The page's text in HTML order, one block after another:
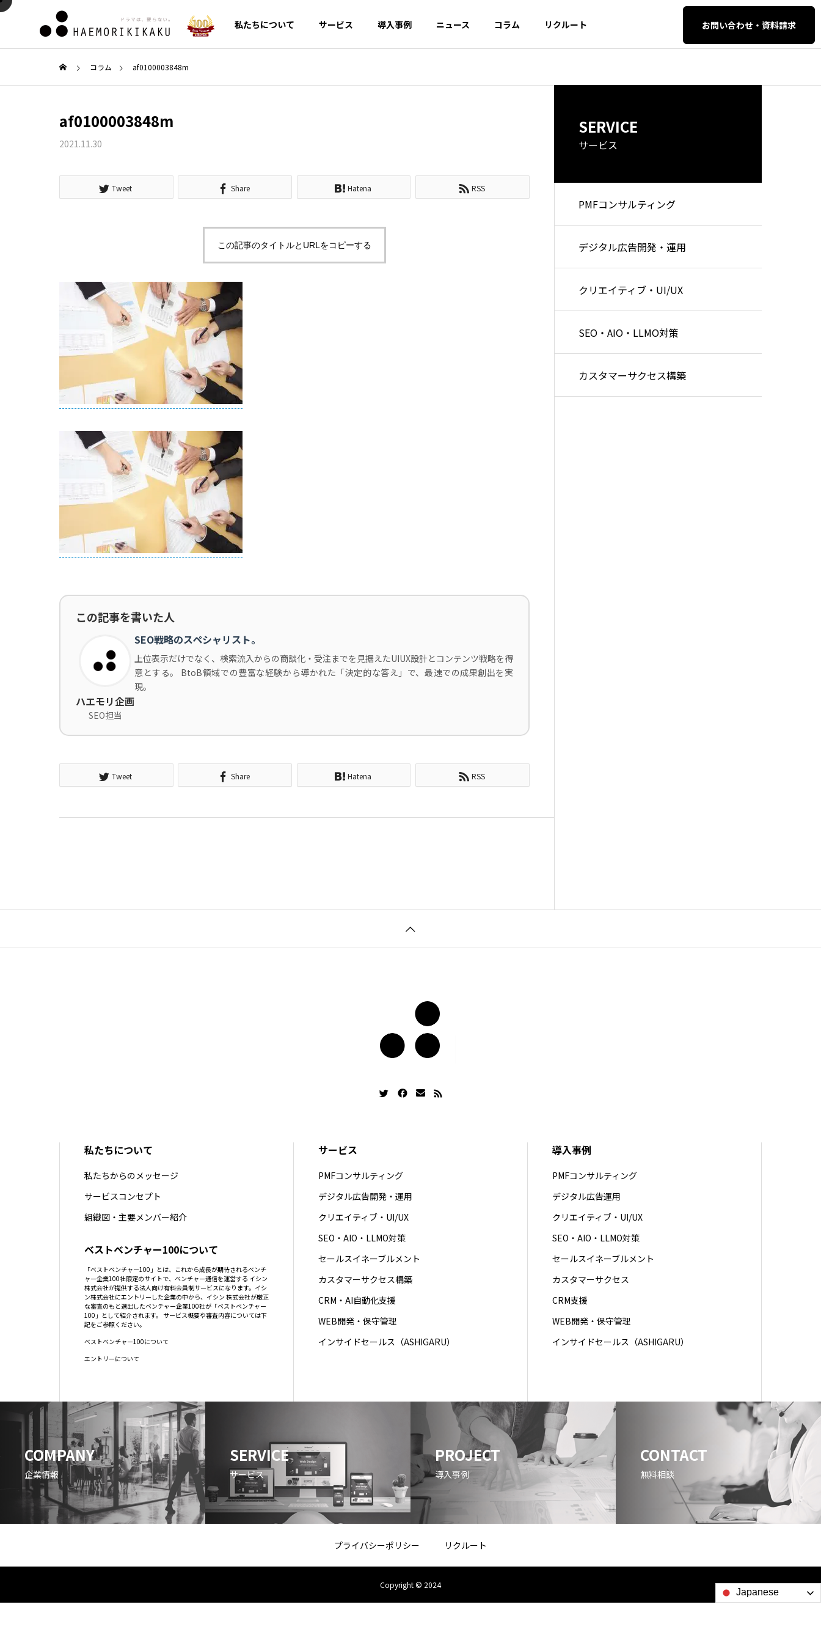
私たちについて サービス 導入事例 ニュース コラム リクルート
サービス一覧
クリエイティブ・
セールスイネーブ
ルメント
カスタマーサクセ
ス
CRM・AI自動化支
WEB開発・保守管
COLUMN
化施策
セマンティック検索とは？仕
今後のSEO・AI対策を徹底解
説
検索エンジン
お問い合わせ・資料請求
コラム af0100003848m
af0100003848m
2021.11.30
Tweet Share Hatena RSS
この記事のタイトルとURLをコピーする
この記事を書いた人
ハエモリ企画
SEO担当
SEO戦略のスペシャリスト。
上位表示だけでなく、検索流入からの商談化・受注までを見据えたUIUX設計とコンテンツ戦略を得
意とする。 BtoB領域での豊富な経験から導かれた「決定的な答え」で、最速での成果創出を実
現。
Tweet Share Hatena RSS
SERVICE
サービス
PMFコンサルティング
デジタル広告開発・運用
クリエイティブ・UI/UX
SEO・AIO・LLMO対策
カスタマーサクセス構築
私たちについて
私たちからのメッセージ
サービスコンセプト
組織図・主要メンバー紹介
ベストベンチャー100について
「ベストベンチャー100」とは、これから成長が期待されるベンチ
ャー企業100社限定のサイトで、ベンチャー通信を運営する イシン
株式会社が提供する法人向け有料会員制サービスになります。イシ
ン株式会社にエントリーした企業の中から、イシン 株式会社が厳正
な審査のもと選出したベンチャー企業100社が「ベストベンチャー
100」として紹介されます。 サービス概要や審査内容については下
記をご参照ください。
ベストベンチャー100について
エントリーについて
サービス
PMFコンサルティング
デジタル広告開発・運用
クリエイティブ・UI/UX
SEO・AIO・LLMO対策
セールスイネーブルメント
カスタマーサクセス構築
CRM・AI自動化支援
WEB開発・保守管理
インサイドセールス（ASHIGARU）
導入事例
PMFコンサルティング
デジタル広告運用
クリエイティブ・UI/UX
SEO・AIO・LLMO対策
セールスイネーブルメント
カスタマーサクセス
CRM支援
WEB開発・保守管理
インサイドセールス（ASHIGARU）
COMPANY
企業情報
SERVICE
サービス
PROJECT
導入事例
CONTACT
無料相談
プライバシーポリシー リクルート
Copyright © 2024
Japanese